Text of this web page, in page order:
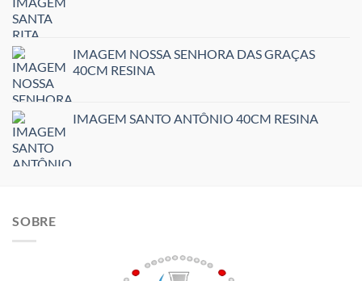
IMAGEM NOSSA SENHORA DAS GRAÇAS
40CM RESINA
IMAGEM SANTO ANTÔNIO 40CM RESINA
SOBRE